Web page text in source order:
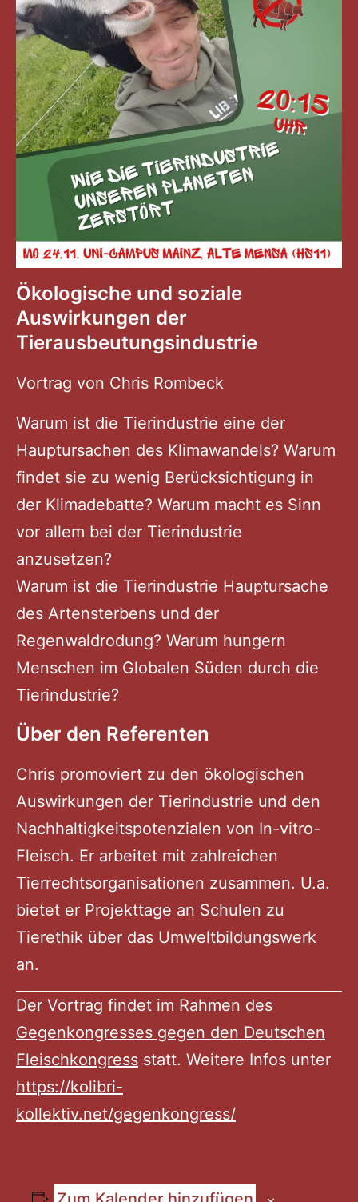
Ökologische und soziale
Auswirkungen der
Tierausbeutungsindustrie
Vortrag von Chris Rombeck
Warum ist die Tierindustrie eine der
Hauptursachen des Klimawandels? Warum
findet sie zu wenig Berücksichtigung in
der Klimadebatte? Warum macht es Sinn
vor allem bei der Tierindustrie
anzusetzen?
Warum ist die Tierindustrie Hauptursache
des Artensterbens und der
Regenwaldrodung? Warum hungern
Menschen im Globalen Süden durch die
Tierindustrie?
Über den Referenten
Chris promoviert zu den ökologischen
Auswirkungen der Tierindustrie und den
Nachhaltigkeitspotenzialen von In-vitro-
Fleisch. Er arbeitet mit zahlreichen
Tierrechtsorganisationen zusammen. U.a.
bietet er Projekttage an Schulen zu
Tierethik über das Umweltbildungswerk
an.
Der Vortrag findet im Rahmen des
Gegenkongresses gegen den Deutschen
Fleischkongress statt. Weitere Infos unter
https://kolibri-
kollektiv.net/gegenkongress/